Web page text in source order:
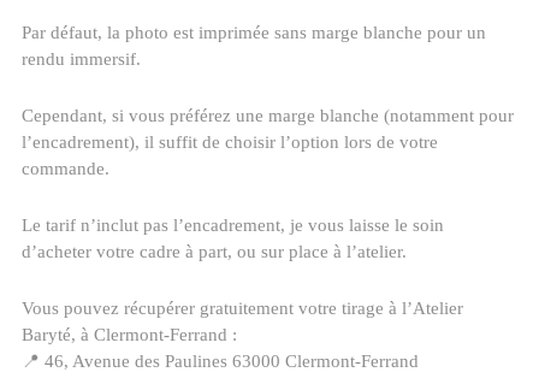
Par défaut, la photo est imprimée sans marge blanche pour un
rendu immersif.
Cependant, si vous préférez une marge blanche (notamment pour
l’encadrement), il suffit de choisir l’option lors de votre
commande.
Le tarif n’inclut pas l’encadrement, je vous laisse le soin
d’acheter votre cadre à part, ou sur place à l’atelier.
Vous pouvez récupérer gratuitement votre tirage à l’Atelier
Baryté, à Clermont-Ferrand :
📍 46, Avenue des Paulines 63000 Clermont-Ferrand